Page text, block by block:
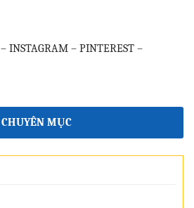
– INSTAGRAM – PINTEREST –
CHUYÊN MỤC